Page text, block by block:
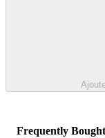
Frequently